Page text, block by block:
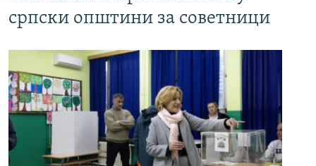
српски општини за советници